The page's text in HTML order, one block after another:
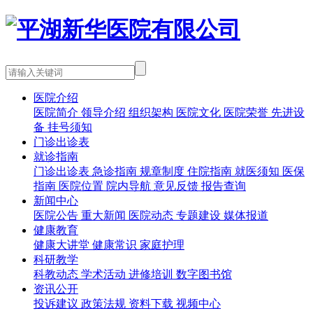
医院介绍
医院简介 领导介绍 组织架构 医院文化 医院荣誉 先进设
备 挂号须知
门诊出诊表
就诊指南
门诊出诊表 急诊指南 规章制度 住院指南 就医须知 医保
指南 医院位置 院内导航 意见反馈 报告查询
新闻中心
医院公告 重大新闻 医院动态 专题建设 媒体报道
健康教育
健康大讲堂 健康常识 家庭护理
科研教学
科教动态 学术活动 进修培训 数字图书馆
资讯公开
投诉建议 政策法规 资料下载 视频中心